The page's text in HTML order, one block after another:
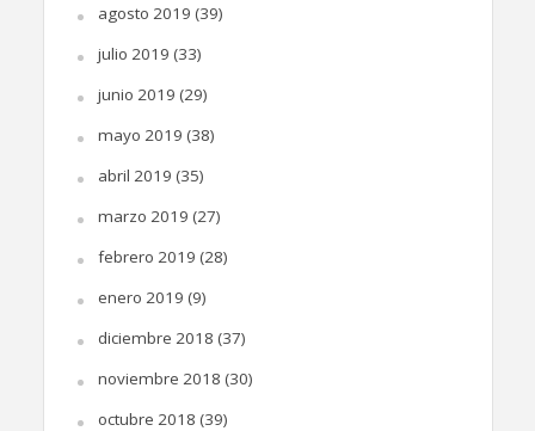
agosto 2019 (39)
julio 2019 (33)
junio 2019 (29)
mayo 2019 (38)
abril 2019 (35)
marzo 2019 (27)
febrero 2019 (28)
enero 2019 (9)
diciembre 2018 (37)
noviembre 2018 (30)
octubre 2018 (39)